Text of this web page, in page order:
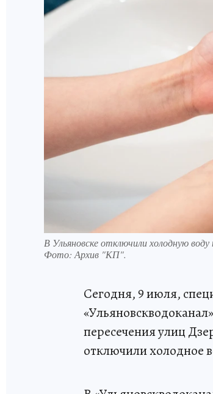
В Ульяновске отключили холодную воду
Фото: Архив "КП".
Сегодня, 9 июля,
пересечения улиц
отключили холодное